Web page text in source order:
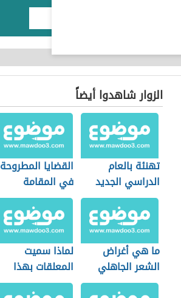
الزوار شاهدوا أيضاً
تهنئة بالعام
الدراسي الجديد
القضايا المطروحة
في المقامة
ما هي أغراض
الشعر الجاهلي
لماذا سميت
المعلقات بهذا
الاسم